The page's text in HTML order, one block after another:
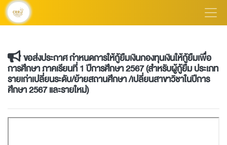
ขอส่งประกาศ กำหนดการให้กู้ยืมเงินกองทุนเงินให้กู้ยืมเพื่อ
การศึกษา ภาคเรียนที่ 1 ปีการศึกษา 2567 (สำหรับผู้กู้ยืม ประเภท
รายเก่าเปลี่ยนระดับ/ย้ายสถานศึกษา /เปลี่ยนสาขาวิชาในปีการ
ศึกษา 2567 และรายใหม่)